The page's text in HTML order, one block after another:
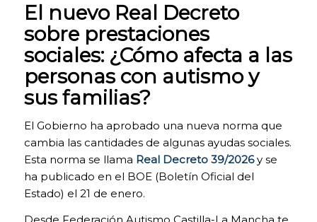
El nuevo Real Decreto
sobre prestaciones
sociales: ¿Cómo afecta a las
personas con autismo y
sus familias?
El Gobierno ha aprobado una nueva norma que
cambia las cantidades de algunas ayudas sociales.
Esta norma se llama Real Decreto 39/2026y se
ha publicado en el BOE (Boletín Oficial del
Estado) el 21 de enero.
COOKIES
TÉCNICAS
NECESARIAS.
Para que
nuestra